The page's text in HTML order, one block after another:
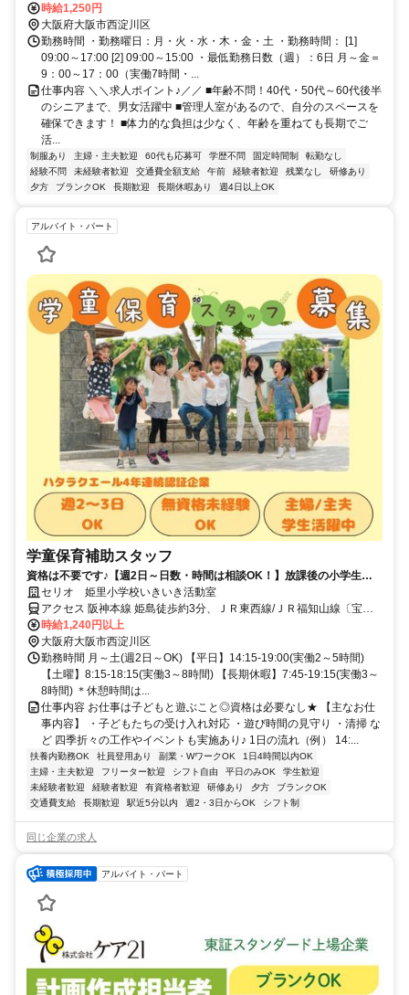
徒歩14分、JR東西線「御幣島駅」より徒歩16分【100404】
時給1,250円
大阪府大阪市西淀川区
勤務時間 ・勤務曜日：月・火・水・木・金・土 ・勤務時間： [1]
09:00～17:00 [2] 09:00～15:00 ・最低勤務日数（週）：6日 月～金＝
9：00～17：00（実働7時間・...
仕事内容 ＼＼求人ポイント♪／／ ■年齢不問！40代・50代～60代後半
のシニアまで、男女活躍中 ■管理人室があるので、自分のスペースを
確保できます！ ■体力的な負担は少なく、年齢を重ねても長期でご
活...
制服あり 主婦・主夫歓迎 60代も応募可 学歴不問 固定時間制
転勤なし
経験不問
未経験者歓迎 交通費全額支給 午前 経験者歓迎 残業なし
研修あり
夕方
ブランクOK 長期歓迎 長期休暇あり 週4日以上OK
アルバイト・パート
学童保育補助スタッフ
資格は不要です♪【週2日～日数・時間は相談OK！】放課後の小学生を
見守りましょう
セリオ 姫里小学校いきいき活動室
アクセス 阪神本線 姫島徒歩約3分、ＪＲ東西線/ＪＲ福知山線〔宝塚
線〕 御幣島8a口徒歩約10分、ＪＲ東海道本線 塚本西口徒歩約18分
時給1,240円以上
大阪府大阪市西淀川区
勤務時間 月～土(週2日～OK) 【平日】14:15-19:00(実働2～5時間)
【土曜】8:15-18:15(実働3～8時間) 【長期休暇】7:45-19:15(実働3～
8時間) ＊休憩時間は...
仕事内容 お仕事は子どもと遊ぶこと◎資格は必要なし★ 【主なお仕
事内容】 ・子どもたちの受け入れ対応 ・遊び時間の見守り ・清掃 な
ど 四季折々の工作やイベントも実施あり♪ 1日の流れ（例） 14:...
扶養内勤務OK 社員登用あり 副業・WワークOK
1日4時間以内OK
主婦・主夫歓迎
フリーター歓迎 シフト自由 平日のみOK
学生歓迎
未経験者歓迎
経験者歓迎 有資格者歓迎 研修あり 夕方
ブランクOK
交通費支給
長期歓迎 駅近5分以内 週2・3日からOK シフト制
同じ企業の求人
アルバイト・パート